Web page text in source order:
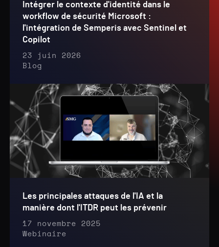
Intégrer le contexte d'identité dans le
workflow de sécurité Microsoft :
l'intégration de Semperis avec Sentinel et
Copilot
23 juin 2026
Blog
Les principales attaques de l'IA et la
manière dont l'ITDR peut les prévenir
17 novembre 2025
Webinaire